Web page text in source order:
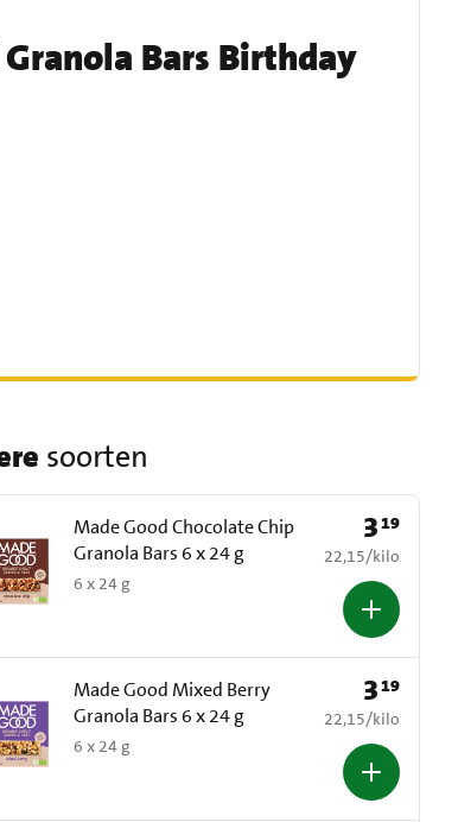
Bars Birthday
soorten
Made Good Chocolate Chip
Granola Bars 6 x 24 g
6 x 24 g
Prijs: € 3,19
319
€ 22,15 per kilo
22,15/kilo
Made Good Mixed Berry
Granola Bars 6 x 24 g
6 x 24 g
Prijs: € 3,19
319
€ 22,15 per kilo
22,15/kilo